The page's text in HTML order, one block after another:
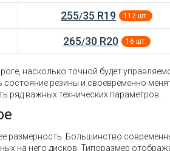
255/35 R19 112 шт.
265/30 R20 16 шт.
насколько точной будет
состояние резины и своевременно
ряд важных технических параметров.
размерность. Большинство
на него дисков. Типоразмер